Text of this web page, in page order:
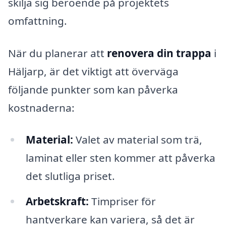
omfattning.
När du planerar att renovera din trappa i
Häljarp, är det viktigt att överväga
följande punkter som kan påverka
kostnaderna:
Material: Valet av material som trä,
laminat eller sten kommer att påverka
det slutliga priset.
Arbetskraft: Timpriser för
hantverkare kan variera, så det är